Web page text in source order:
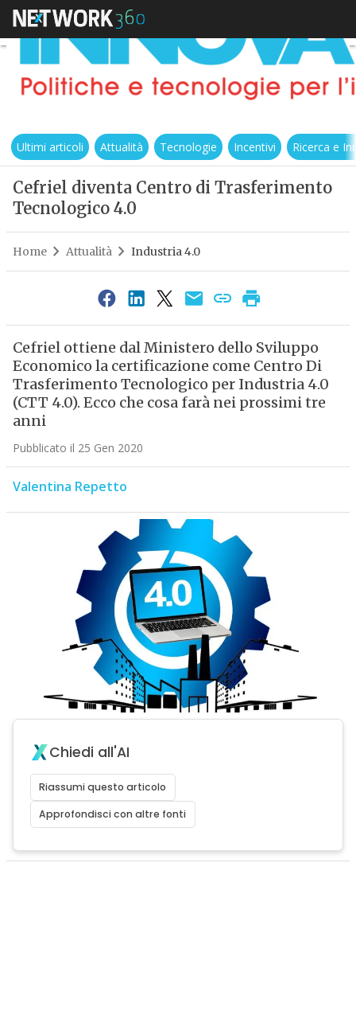
Ultimi articoli Attualità Tecnologie Incentivi Ricerca e
Cefriel diventa Centro di Trasferimento
Tecnologico 4.0
Home Attualità Industria 4.0
Cefriel ottiene dal Ministero dello Sviluppo
Economico la certificazione come Centro Di
Trasferimento Tecnologico per Industria 4.0
(CTT 4.0). Ecco che cosa farà nei prossimi tre
anni
Pubblicato il 25 Gen 2020
Valentina Repetto
Chiedi all'AI
Riassumi questo articolo
Approfondisci con altre fonti